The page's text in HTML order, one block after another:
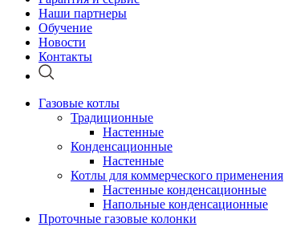
Наши партнеры
Обучение
Новости
Контакты
Газовые котлы
Традиционные
Настенные
Конденсационные
Настенные
Котлы для коммерческого применения
Настенные конденсационные
Напольные конденсационные
Проточные газовые колонки